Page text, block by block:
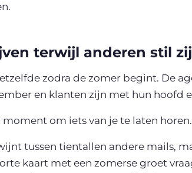
terwijl anderen stil
zodra de zomer begint. De
en klanten zijn met hun hoofd
om iets van je te laten horen.
tussen tientallen andere mails,
kaart met een zomerse groet